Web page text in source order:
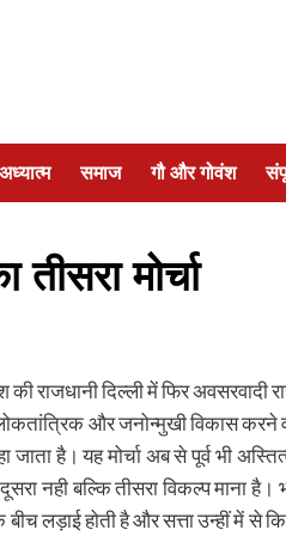
समाज गौ और गोवंश
मोर्चा
राजधानी दिल्ली में फिर अवसरवादी
और जनोन्मुखी विकास करने
जाता है। यह मोर्चा अब से पूर्व भी
नही बल्कि तीसरा विकल्प माना है।
लड़ाई होती है और सत्ता उन्हीं में से